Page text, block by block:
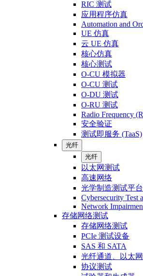
RIC 测试
应用程序仿真
Automation and
UE 仿真
云 UE 仿真
核心仿真
核心测试
O-CU 模拟器
O-CU 测试
O-DU 测试
O-RU 测试
Radio Frequency
安全验证
测试即服务 (TaaS)
光纤
光纤
以太网测试
高速网络
光学制造测试平台
Cybersecurity Test
Network
存储网络测试
存储网络测试
PCIe 测试设备
SAS 和 SATA
光纤通道、以太
协议测试